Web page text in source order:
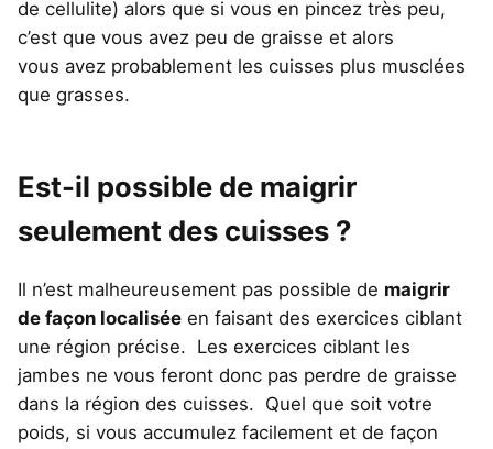
de cellulite) alors que si vous en pincez très peu,
c’est que vous avez peu de graisse et alors
vous avez probablement les cuisses plus musclées
que grasses.
Est-il possible de maigrir
seulement des cuisses ?
Il n’est malheureusement pas possible de maigrir
de façon localisée en faisant des exercices ciblant
une région précise. Les exercices ciblant les
jambes ne vous feront donc pas perdre de graisse
dans la région des cuisses. Quel que soit votre
poids, si vous accumulez facilement et de façon